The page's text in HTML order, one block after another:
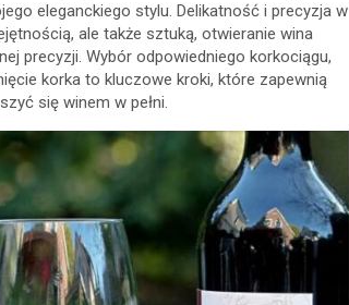
eleganckiego stylu. Delikatność i precyzja w
ale także sztuką, otwieranie wina
precyzji. Wybór odpowiedniego korkociągu,
korka to kluczowe kroki, które zapewnią
się winem w pełni.